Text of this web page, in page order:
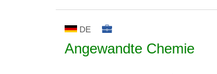
DE
Angewandte Chemie